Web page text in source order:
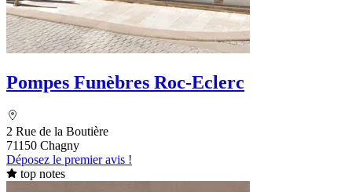
Pompes Funèbres Roc-Eclerc
2 Rue de la Boutière
71150 Chagny
Déposez le premier avis !
top notes